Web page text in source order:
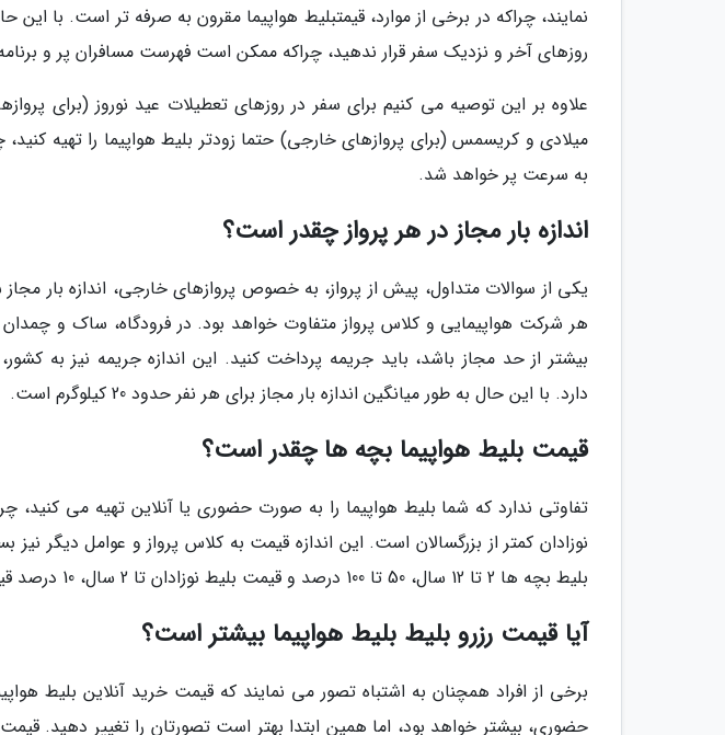
نمایند، چراکه در برخی از موارد، قیمتبلیط هواپیما مقرون به صرفه تر است. با این
روزهای آخر و نزدیک سفر قرار ندهید، چراکه ممکن است فهرست مسافران پر و
علاوه بر این توصیه می کنیم برای سفر در روزهای تعطیلات عید نوروز (برای
میلادی و کریسمس (برای پروازهای خارجی) حتما زودتر بلیط هواپیما را تهیه کنید،
به سرعت پر خواهد شد.
اندازه بار مجاز در هر پرواز چقدر است؟
یکی از سوالات متداول، پیش از پرواز، به خصوص پروازهای خارجی، اندازه بار
هر شرکت هواپیمایی و کلاس پرواز متفاوت خواهد بود. در فرودگاه، ساک و
بیشتر از حد مجاز باشد، باید جریمه پرداخت کنید. این اندازه جریمه نیز به
دارد. با این حال به طور میانگین اندازه بار مجاز برای هر نفر حدود 20 کیلوگرم است.
قیمت بلیط هواپیما بچه ها چقدر است؟
تفاوتی ندارد که شما بلیط هواپیما را به صورت حضوری یا آنلاین تهیه می کنید،
نوزادان کمتر از بزرگسالان است. این اندازه قیمت به کلاس پرواز و عوامل دیگر
بلیط بچه ها 2 تا 12 سال، 50 تا 100 درصد و قیمت بلیط نوزادان تا 2 سال، 10 درصد قیمت بلیط بزرگسال خواهد بود.
آیا قیمت رزرو بلیط بلیط هواپیما بیشتر است؟
برخی از افراد همچنان به اشتباه تصور می نمایند که قیمت خرید آنلاین بلیط
حضوری، بیشتر خواهد بود، اما همین ابتدا بهتر است تصورتان را تغییر دهید. قیمت